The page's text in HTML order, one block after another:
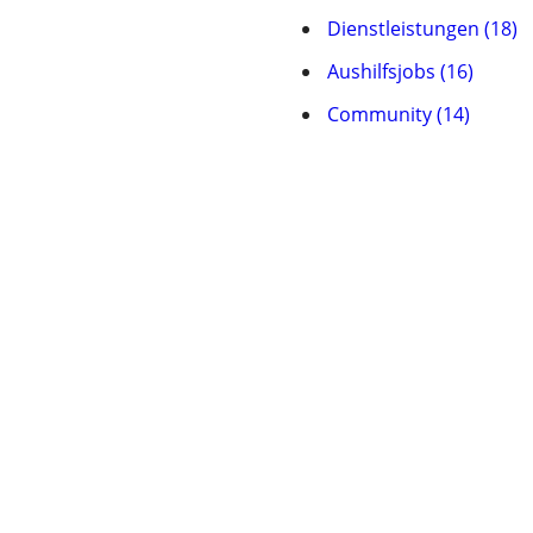
Dienstleistungen (18)
Aushilfsjobs (16)
Community (14)